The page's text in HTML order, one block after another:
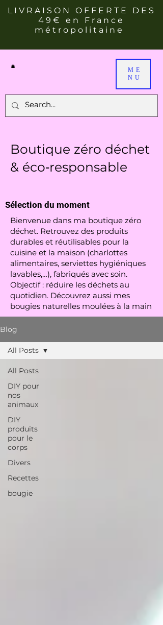
LIVRAISON OFFERTE DES
49€ en France
métropolitaine
ME
NU
Sélection du moment
Boutique zéro déchet
& éco‑responsable
Bienvenue dans ma boutique zéro
déchet. Retrouvez des produits
durables et réutilisables pour la
cuisine et la maison (charlottes
alimentaires, serviettes hygiéniques
lavables,…), fabriqués avec soin.
Objectif : réduire les déchets au
quotidien. Découvrez aussi mes
bougies naturelles moulées à la main
Blog
All Posts
DIY pour
nos
animaux
DIY
produits
pour le
corps
Divers
Recettes
bougie
All Posts